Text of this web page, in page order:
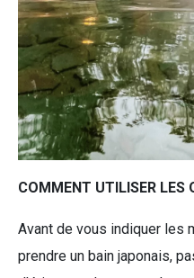
COMMENT UTILISER LES
Avant de vous indiquer les
prendre un bain japonais,